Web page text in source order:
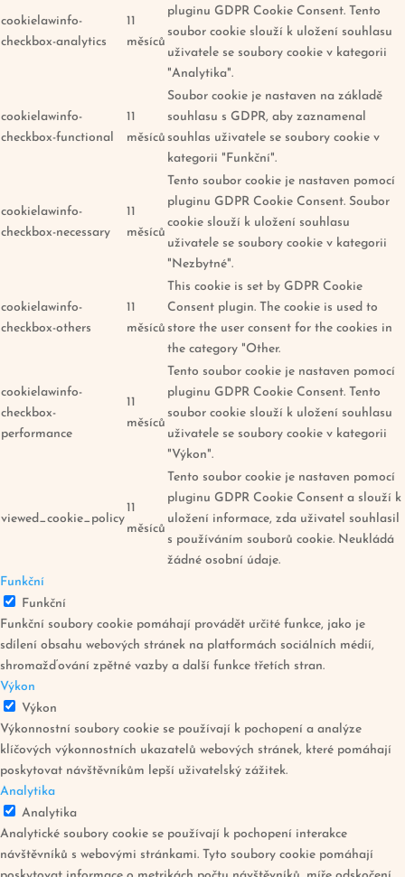
cookielawinfo-
checkbox-analytics
11
měsíců
pluginu GDPR Cookie Consent. Tento
soubor cookie slouží k uložení souhlasu
uživatele se soubory cookie v kategorii
"Analytika".
cookielawinfo-
checkbox-functional
11
měsíců
Soubor cookie je nastaven na základě
souhlasu s GDPR, aby zaznamenal
souhlas uživatele se soubory cookie v
kategorii "Funkční".
cookielawinfo-
checkbox-necessary
11
měsíců
Tento soubor cookie je nastaven pomocí
pluginu GDPR Cookie Consent. Soubor
cookie slouží k uložení souhlasu
uživatele se soubory cookie v kategorii
"Nezbytné".
cookielawinfo-
checkbox-others
11
měsíců
This cookie is set by GDPR Cookie
Consent plugin. The cookie is used to
store the user consent for the cookies in
the category "Other.
cookielawinfo-
checkbox-
performance
11
měsíců
Tento soubor cookie je nastaven pomocí
pluginu GDPR Cookie Consent. Tento
soubor cookie slouží k uložení souhlasu
uživatele se soubory cookie v kategorii
"Výkon".
viewed_cookie_policy
11
měsíců
Tento soubor cookie je nastaven pomocí
pluginu GDPR Cookie Consent a slouží k
uložení informace, zda uživatel souhlasil
s používáním souborů cookie. Neukládá
žádné osobní údaje.
Funkční
Funkční
Funkční soubory cookie pomáhají provádět určité funkce, jako je
sdílení obsahu webových stránek na platformách sociálních médií,
shromažďování zpětné vazby a další funkce třetích stran.
Výkon
Výkon
Výkonnostní soubory cookie se používají k pochopení a analýze
klíčových výkonnostních ukazatelů webových stránek, které pomáhají
poskytovat návštěvníkům lepší uživatelský zážitek.
Analytika
Analytika
Analytické soubory cookie se používají k pochopení interakce
návštěvníků s webovými stránkami. Tyto soubory cookie pomáhají